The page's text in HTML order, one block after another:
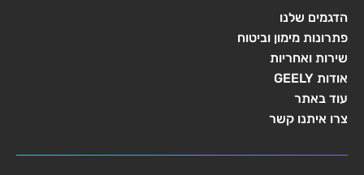
הדגמים שלנו
פתרונות מימון וביטוח
שירות ואחריות
אודות GEELY
עוד באתר
צרו איתנו קשר